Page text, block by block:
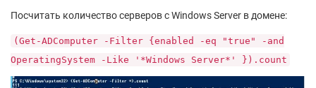
Посчитать количество серверов с Windows Server в домене:
(Get-ADComputer -Filter {enabled -eq "true" -and
OperatingSystem -Like '*Windows Server*' }).count